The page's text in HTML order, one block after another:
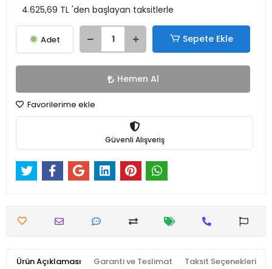
4.625,69 TL 'den başlayan taksitlerle
Adet Sepete Ekle
Hemen Al
Favorilerime ekle
Güvenli Alışveriş
Ürün Açıklaması Garanti ve Teslimat Taksit Seçenekleri